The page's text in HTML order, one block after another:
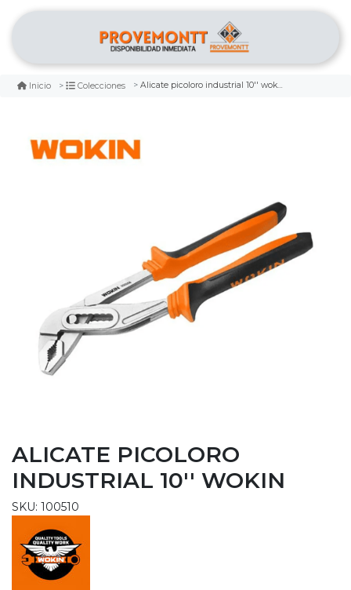
Inicio Colecciones Alicate picoloro industrial 10'' wokin
ALICATE PICOLORO
INDUSTRIAL 10'' WOKIN
SKU: 100510